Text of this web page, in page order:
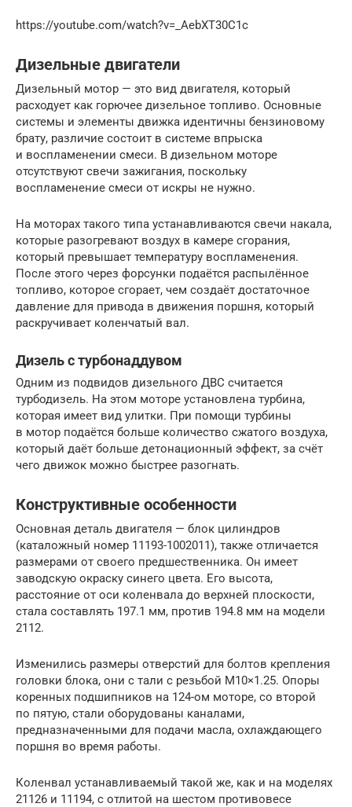
https://youtube.com/watch?v=_AebXT30C1c
Дизельные двигатели
Дизельный мотор — это вид двигателя, который
расходует как горючее дизельное топливо. Основные
системы и элементы движка идентичны бензиновому
брату, различие состоит в системе впрыска
и воспламенении смеси. В дизельном моторе
отсутствуют свечи зажигания, поскольку
воспламенение смеси от искры не нужно.
На моторах такого типа устанавливаются свечи накала,
которые разогревают воздух в камере сгорания,
который превышает температуру воспламенения.
После этого через форсунки подаётся распылённое
топливо, которое сгорает, чем создаёт достаточное
давление для привода в движения поршня, который
раскручивает коленчатый вал.
Дизель с турбонаддувом
Одним из подвидов дизельного ДВС считается
турбодизель. На этом моторе установлена турбина,
которая имеет вид улитки. При помощи турбины
в мотор подаётся больше количество сжатого воздуха,
который даёт больше детонационный эффект, за счёт
чего движок можно быстрее разогнать.
Конструктивные особенности
Основная деталь двигателя — блок цилиндров
(каталожный номер 11193-1002011), также отличается
размерами от своего предшественника. Он имеет
заводскую окраску синего цвета. Его высота,
расстояние от оси коленвала до верхней плоскости,
стала составлять 197.1 мм, против 194.8 мм на модели
2112.
Изменились размеры отверстий для болтов крепления
головки блока, они с тали с резьбой М10×1.25. Опоры
коренных подшипников на 124-ом моторе, со второй
по пятую, стали оборудованы каналами,
предназначенными для подачи масла, охлаждающего
поршня во время работы.
Коленвал устанавливаемый такой же, как и на моделях
21126 и 11194, с отлитой на шестом противовесе